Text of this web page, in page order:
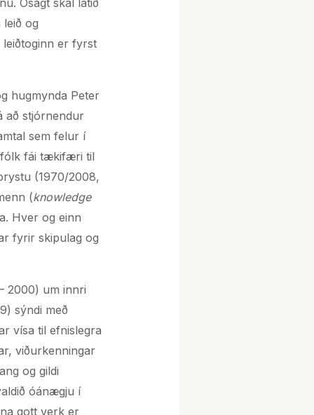
og
er fyrst
hugmynda Peter
að stjórnendur
sem felur í
fái tækifæri til
(1970/2008,
(knowledge
Hver og einn
fyrir skipulag og
2000) um innri
sýndi með
vísa til efnislegra
viðurkenningar
og gildi
óánægju í
gott verk er